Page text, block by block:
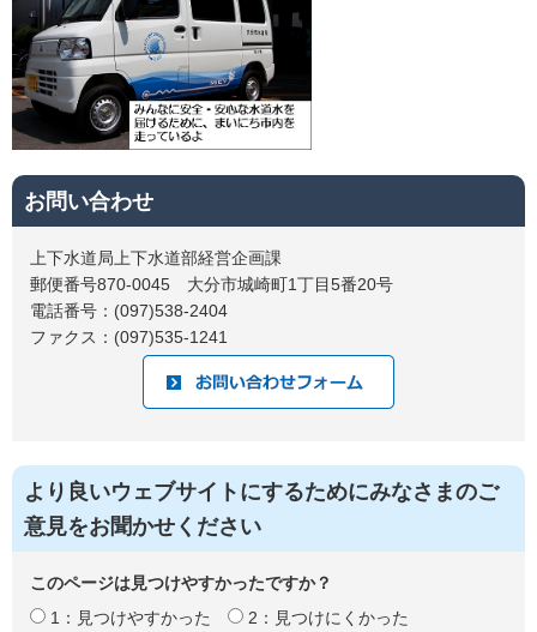
お問い合わせ
上下水道局上下水道部経営企画課
郵便番号870-0045 大分市城崎町1丁目5番20号
電話番号：(097)538-2404
ファクス：(097)535-1241
より良いウェブサイトにするためにみなさまのご
意見をお聞かせください
このページは見つけやすかったですか？
1：見つけやすかった
2：見つけにくかった